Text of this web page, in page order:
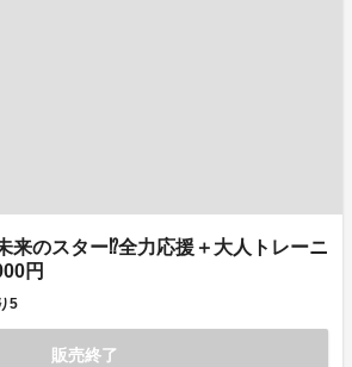
来のスター⁉全力応援＋大人トレーニ
円
5
販売終了